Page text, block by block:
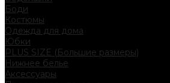
Боди
Костюмы
Одежда для дома
Юбки
PLUS SIZE (Большие размеры)
Нижнее белье
Аксессуары